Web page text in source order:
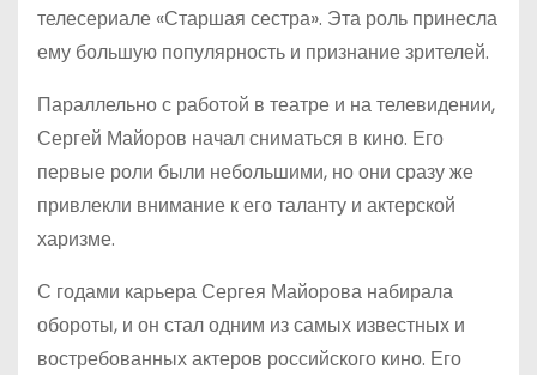
телесериале «Старшая сестра». Эта роль принесла
ему большую популярность и признание зрителей.
Параллельно с работой в театре и на телевидении,
Сергей Майоров начал сниматься в кино. Его
первые роли были небольшими, но они сразу же
привлекли внимание к его таланту и актерской
харизме.
С годами карьера Сергея Майорова набирала
обороты, и он стал одним из самых известных и
востребованных актеров российского кино. Его